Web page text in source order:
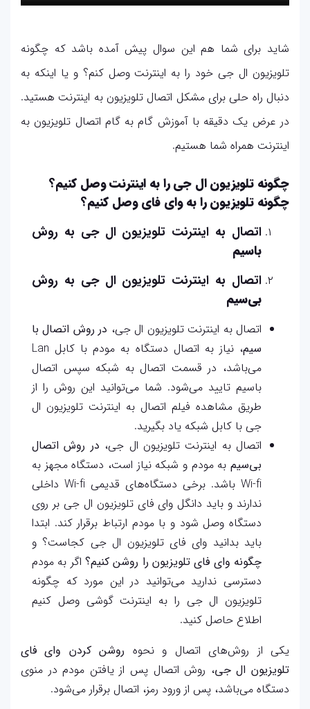
شاید برای شما هم این سوال پیش آمده باشد که چگونه
تلویزیون ال جی خود را به اینترنت وصل کنم؟ و یا اینکه به
دنبال راه حلی برای مشکل اتصال تلویزیون به اینترنت هستید.
در عرض یک دقیقه با آموزش گام به گام اتصال تلویزیون به
اینترنت همراه شما هستیم.
چگونه تلویزیون ال جی را به اینترنت وصل کنیم؟
چگونه تلویزیون را به وای فای وصل کنیم؟
اتصال به اینترنت تلویزیون ال جی به روش
با‌سیم
اتصال به اینترنت تلویزیون ال جی به روش
بی‌سیم
اتصال به اینترنت تلویزیون ال جی، در روش اتصال با
سیم
، نیاز به اتصال دستگاه به مودم با کابل Lan
می‌باشد، در قسمت اتصال به شبکه سپس اتصال
‌باسیم تایید می‌شود. شما می‌توانید این روش را از
طریق مشاهده فیلم اتصال به اینترنت تلویزیون ال
جی با کابل شبکه یاد بگیرید.
اتصال به اینترنت تلویزیون ال جی، در روش اتصال
بی‌سیم به مودم و شبکه نیاز است، دستگاه مجهز به
Wi-fi باشد. برخی دستگاه‌های قدیمی Wi-fi داخلی
ندارند و باید دانگل وای فای تلویزیون ال جی بر روی
دستگاه وصل ‌شود و با مودم ارتباط برقرار ‌کند. ابتدا
باید بدانید وای فای تلویزیون ال جی کجاست؟ و
چگونه وای فای تلویزیون را روشن کنیم؟ اگر به مودم
دسترسی ندارید می‌توانید در این مورد که چگونه
تلویزیون ال جی را به اینترنت گوشی وصل کنیم
اطلاع حاصل کنید.
یکی از روش‌های اتصال و نحوه روشن کردن وای فای
تلویزیون ال جی، روش اتصال پس از یافتن مودم در منوی
دستگاه می‌باشد، پس از ورود رمز، اتصال برقرار می‌شود.